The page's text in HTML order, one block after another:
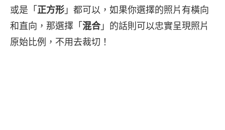
或是「 正方形 」都可以，如果你選擇的照片有橫向
和直向，那選擇「 混合」的話則可以忠實呈現照片
原始比例，不用去裁切！